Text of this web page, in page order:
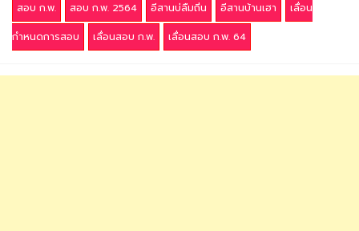
สอบ ก.พ. สอบ ก.พ. 2564 อีสานบ่ลืมถิ่น อีสานบ้านเฮา
เลื่อน
กำหนดการสอบ
เลื่อนสอบ ก.พ. เลื่อนสอบ ก.พ. 64